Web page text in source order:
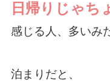
日帰りじゃち
感じる人、多いみ
泊まりだと、